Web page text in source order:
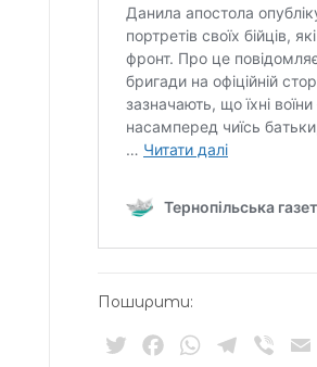
Поширити:
TwitterFacebookWhatsApp
Telegram
Viber